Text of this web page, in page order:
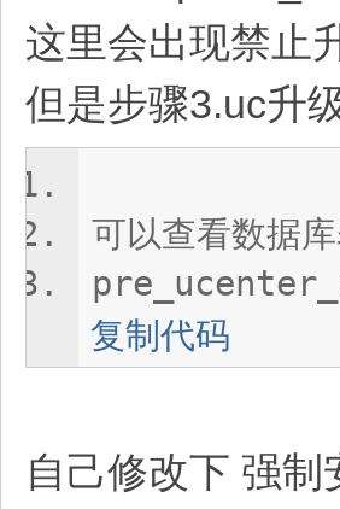
这里会出现禁止
但是步骤3.uc升
可以查看数据
复制代码
自己修改下 强制